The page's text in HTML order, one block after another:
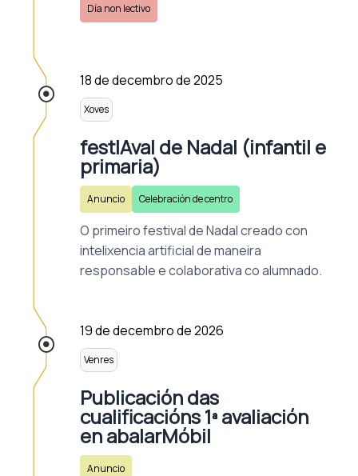
Día non lectivo
18 de decembro de 2025
Xoves
festIAval de Nadal (infantil e
primaria)
Anuncio Celebración de centro
O primeiro festival de Nadal creado con
intelixencia artificial de maneira
responsable e colaborativa co alumnado.
19 de decembro de 2026
Venres
Publicación das
cualificacións 1ª avaliación
en abalarMóbil
Anuncio